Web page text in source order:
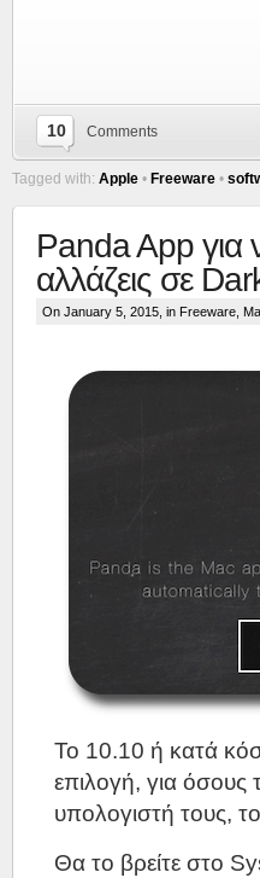
10 Comments
Tagged with: Apple • Freeware •
Panda App για
αλλάζεις σε
On January 5, 2015, in Freeware
Το 10.10 ή κατά
επιλογή, για όσους
υπολογιστή τους,
Θα το βρείτε στο